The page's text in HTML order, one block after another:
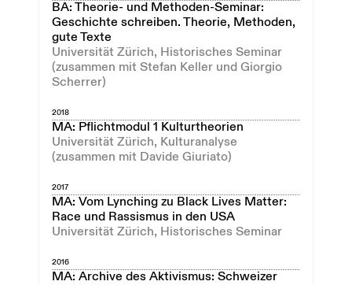
BA: Theorie- und Methoden-Seminar:
Geschichte schreiben. Theorie, Methoden,
gute Texte
Universität Zürich, Historisches Seminar
(zusammen mit Stefan Keller und Giorgio
Scherrer)
2018
MA: Pflichtmodul 1 Kulturtheorien
Universität Zürich, Kulturanalyse
(zusammen mit Davide Giuriato)
2017
MA: Vom Lynching zu Black Lives Matter:
Race und Rassismus in den USA
Universität Zürich, Historisches Seminar
2016
MA: Archive des Aktivismus: Schweizer